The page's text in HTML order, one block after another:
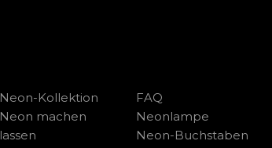
Neon-Kollektion
Neon machen
lassen
FAQ
Neonlampe
Neon-Buchstaben